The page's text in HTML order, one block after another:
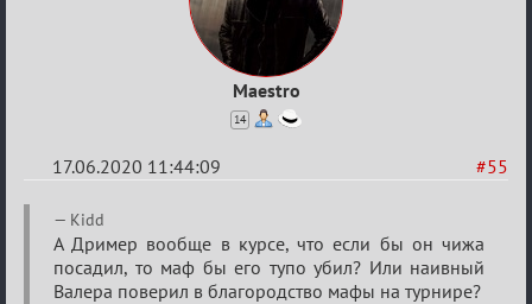
Maestro
14
#55
17.06.2020 11:44:09
Re:
Семейный
кубок
Kidd
А Дример вообще в курсе, что если бы он чижа
посадил, то маф бы его тупо убил? Или наивный
Валера поверил в благородство мафы на турнире?